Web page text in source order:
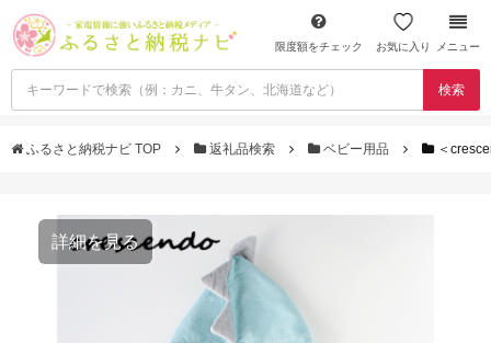
限度額をチェック お気に入り メニュー
検索
ふるさと納税ナビ TOP 返礼品検索 ベビー用品 ＜
詳細を見る